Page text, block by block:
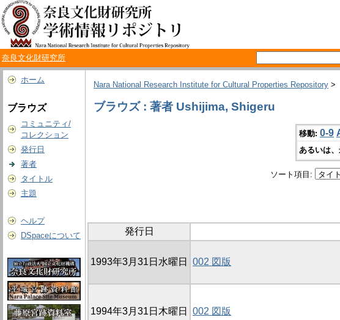
奈良文化財研究所
ホーム
ブラウズ
コミュニティ/
コレクション
発行日
著者
タイトル
主題
ヘルプ
DSpaceについて
Nara National Research Institute for Cultural Properties Repository >
ブラウズ : 著者 Ushijima, Shigeru
移動: 0-9
あるいは
ソート項目:
発行日
1993年3月31日水曜日 002 図版
1994年3月31日木曜日 002 図版